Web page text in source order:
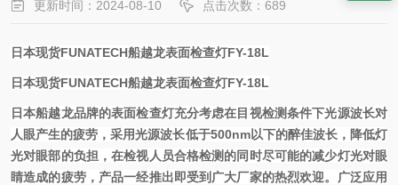
更新时间：2024-08-10 点击次数：689
日本现货FUNATECH船越龙表面检查灯FY-18L
日本现货FUNATECH船越龙表面检查灯FY-18L
日本船越龙品牌的表面检查灯充分考虑在目视检测条件下光源波长对
人眼产生的疲劳，采用光源波长低于500nm以下的醉佳波长，降低灯
光对眼部的负担，在检视人员合格检测的同时尽可能的减少灯光对眼
睛造成的疲劳，产品一经推出即受到广大厂家的热烈欢迎。广泛应用